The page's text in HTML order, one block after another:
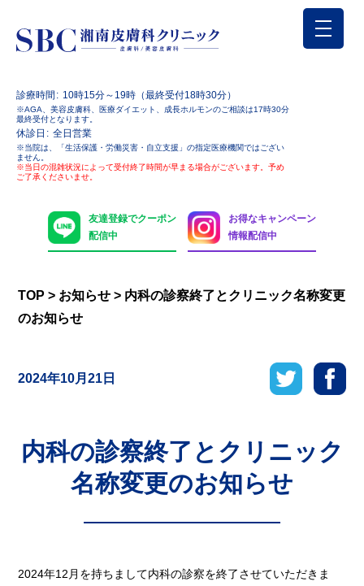
診療時間 10時15分～19時（最終受付18時30分）
※AGA、美容皮膚科、医療ダイエット、成長ホルモンのご相談は17時30分
最終受付となります。
休診日 全日営業
※当院は、「生活保護・労働災害・自立支援」の指定医療機関ではござい
ません。
※当日の混雑状況によって受付終了時間が早まる場合がございます。予め
ご了承くださいませ。
友達登録でクーポン
配信中
お得なキャンペーン
情報配信中
TOP > お知らせ > 内科の診察終了とクリニック名称変更
のお知らせ
2024年10月21日
内科の診察終了とクリニック
名称変更のお知らせ
2024年12月を持ちまして内科の診察を終了させていただきま